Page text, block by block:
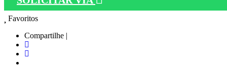
Favoritos
Compartilhe |